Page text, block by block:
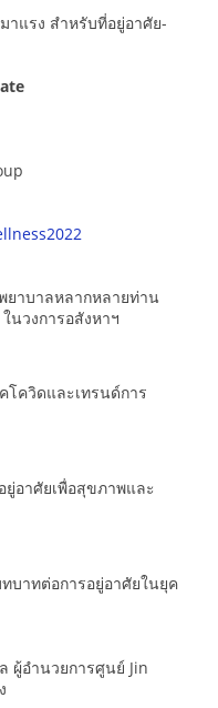
แรง สำหรับที่อยู่อาศัย-
ยาบาลหลากหลายท่าน
ในวงการอสังหาฯ
โควิดและเทรนด์การ
อาศัยเพื่อสุขภาพและ
บาทต่อการอยู่อาศัยในยุค
อำนวยการศูนย์ Jin